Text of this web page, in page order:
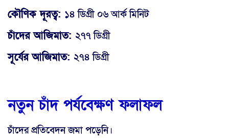
কৌণিক দূরত্ব: ১৪ ডিগ্রী ০৬ আর্ক মিনিট
চাঁদের আজিমাত: ২৭৭ ডিগ্রী
সূর্যের আজিমাত: ২৭৪ ডিগ্রী
নতুন চাঁদ পর্যবেক্ষণ ফলাফল
চাঁদের প্রতিবেদন জমা পড়েনি।